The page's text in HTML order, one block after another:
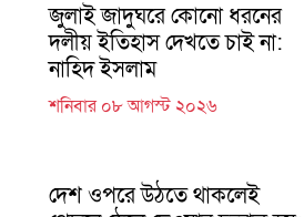
জুলাই জাদুঘরে কোনো ধরনের
দলীয় ইতিহাস দেখতে চাই না:
নাহিদ ইসলাম
শনিবার ০৮ আগস্ট ২০২৬
দেশ ওপরে উঠতে থাকলেই